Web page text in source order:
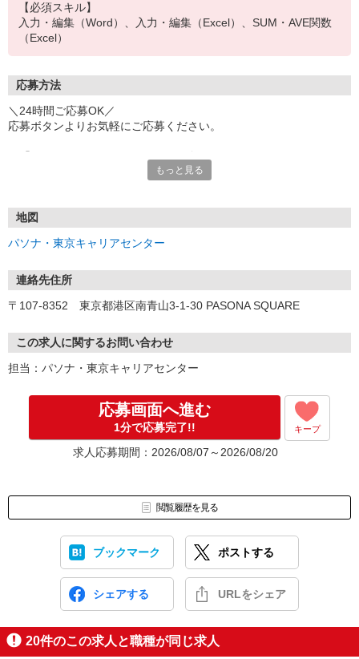
【必須スキル】
入力・編集（Word）、入力・編集（Excel）、SUM・AVE関数
（Excel）
応募方法
＼24時間ご応募OK／
応募ボタンよりお気軽にご応募ください。
※メールが届かない場合、迷惑メールフォルダもご確認ください。
▼イーアイデムから応募
のご連絡
▼お仕事紹介
▼お仕事開始
もっと見る
地図
パソナ・東京キャリアセンター
連絡先住所
〒107-8352 東京都港区南青山3-1-30 PASONA SQUARE
この求人に関するお問い合わせ
担当：パソナ・東京キャリアセンター
応募画面へ進む
1分で応募完了!! キープ
求人応募期間：2026/08/07～2026/08/20
閲覧履歴を見る
ブックマーク ポストする
シェアする URLをシェア
20件のこの求人と職種が同じ求人